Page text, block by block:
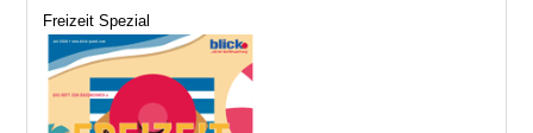
Freizeit Spezial